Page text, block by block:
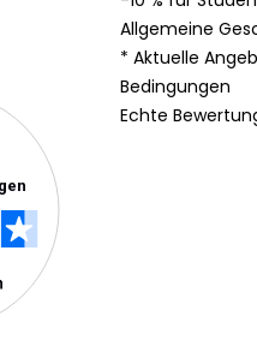
Allgemeine
* Aktuelle
Bedingungen
Echte